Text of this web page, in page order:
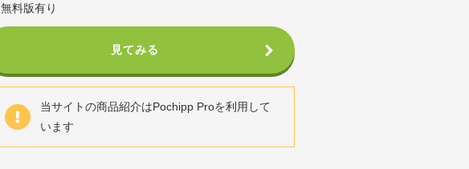
無料版有り
見てみる
当サイトの商品紹介はPochipp Proを利用して
います